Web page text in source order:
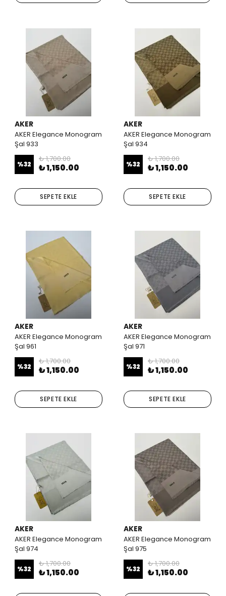
AKER
AKER Elegance Monogram
Şal 933
%32
₺ 1,700.00
₺ 1,150.00
SEPETE EKLE
AKER
AKER Elegance Monogram
Şal 934
%32
₺ 1,700.00
₺ 1,150.00
SEPETE EKLE
AKER
AKER Elegance Monogram
Şal 961
%32
₺ 1,700.00
₺ 1,150.00
SEPETE EKLE
AKER
AKER Elegance Monogram
Şal 971
%32
₺ 1,700.00
₺ 1,150.00
SEPETE EKLE
AKER
AKER Elegance Monogram
Şal 974
%32
₺ 1,700.00
₺ 1,150.00
AKER
AKER Elegance Monogram
Şal 975
%32
₺ 1,700.00
₺ 1,150.00